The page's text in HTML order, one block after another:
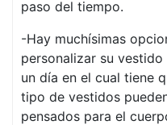
paso del tiempo.
-Hay muchísimas
personalizar su
un día en el cual tiene
tipo de vestidos
pensados para el